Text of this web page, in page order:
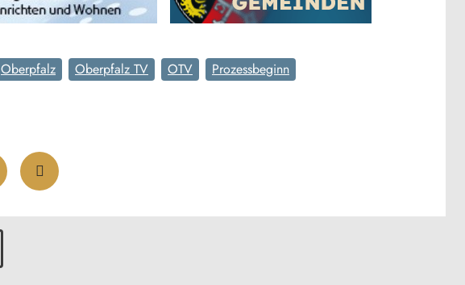
Oberpfalz Oberpfalz TV OTV
Prozessbeginn